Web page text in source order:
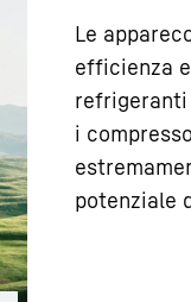
Le
efficienza
refrigeranti
i
potenziale